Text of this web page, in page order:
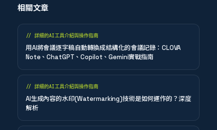
相關文章
// 詳細的AI工具介紹與操作指南
用AI將會議逐字稿自動轉換成結構化的會議記錄：CLOVA
Note、ChatGPT、Copilot、Gemini實戰指南
// 詳細的AI工具介紹與操作指南
AI生成內容的水印(Watermarking)技術是如何運作的？深度
解析